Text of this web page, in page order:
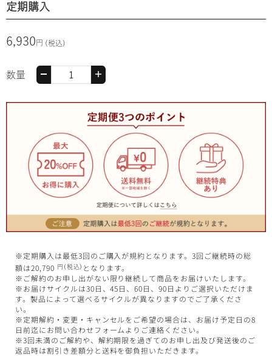
定期購入
6,930 円 (税込)
数量
※定期購入は最低3回のご購入が規約となります。3回ご継続時の総
額は20,790 円 (税込) となります。
※ご解約のお申し出がない限り継続して商品をお届けいたします。
※お届けサイクルは30日、45日、60日、90日よりご選択いただけま
す。製品によって選べるサイクルが異なりますのでご了承くださ
い。
※定期解約・変更・キャンセルをご希望の場合は、お届け予定日の8
日前迄にお問い合わせフォームよりご連絡ください。
※3回未満のご解約や、解約期限を過ぎてのお申し出及び発送後のご
返品時は割引き差額分と送料を御負担いただきます。